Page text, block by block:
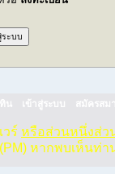
น เข้าสู่ระบบ สมัครสม
ร์ หรือส่วนหนึ่งส่ว
หากพบเห็นท่า